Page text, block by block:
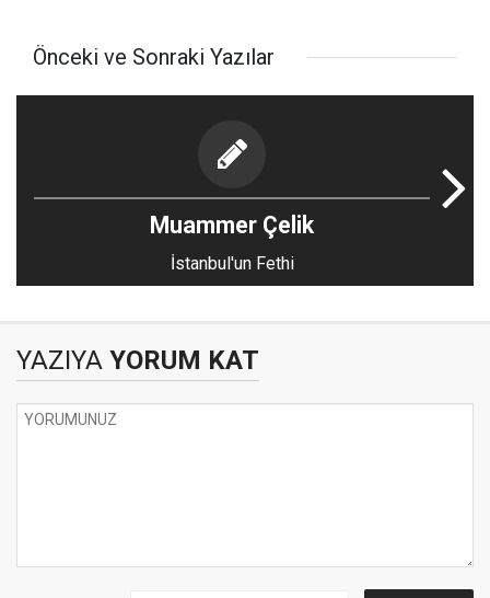
Önceki ve Sonraki Yazılar
Muammer Çelik
İstanbul'un Fethi
YAZIYA YORUM KAT